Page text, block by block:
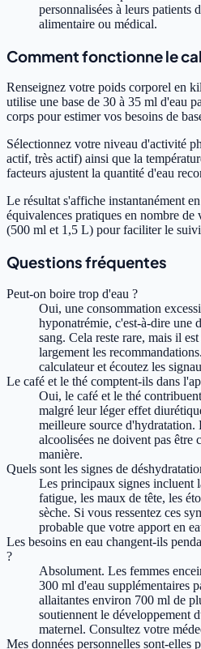
personnalisées à leurs patients
alimentaire ou médical.
Comment fonctionne le
Renseignez votre poids corporel en
utilise une base de 30 à 35 ml d'eau
corps pour estimer vos besoins de
Sélectionnez votre niveau d'activité
actif, très actif) ainsi que la
facteurs ajustent la quantité d'eau
Le résultat s'affiche instantanément
équivalences pratiques en nombre
(500 ml et 1,5 L) pour faciliter le
Questions fréquentes
Peut-on boire trop d'eau ?
Oui, une consommation
hyponatrémie, c'est-à-dire une
sang. Cela reste rare, mais il
largement les
calculateur et écoutez les
Le café et le thé comptent-ils dans
Oui, le café et le thé
malgré leur léger effet
meilleure source d'hydratation.
alcoolisées ne doivent pas être
manière.
Quels sont les signes de
Les principaux signes incluent
fatigue, les maux de tête, les
sèche. Si vous ressentez ces
probable que votre apport en
Les besoins en eau changent-ils
?
Absolument. Les femmes
300 ml d'eau supplémentaires
allaitantes environ 700 ml de
soutiennent le développement
maternel. Consultez votre
Mes données personnelles sont-elles